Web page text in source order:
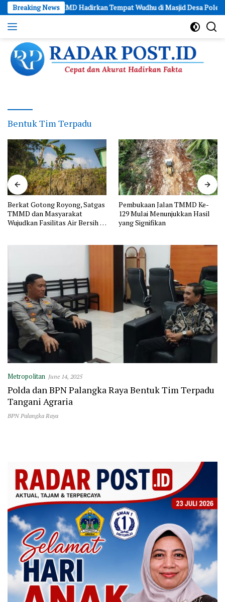
Skip
to
content
Breaking News
TMMD Hadirkan Tempat Wudhu di Masjid Desa Polewali
dan
Akurat
Hadirkan
Fakta
Bentuk Tim Terpadu
Berkat Gotong Royong, Satgas
TMMD dan Masyarakat
Wujudkan Fasilitas Air Bersih di
Pembukaan Jalan TMMD Ke-
129 Mulai Menunjukkan Hasil
yang Signifikan
Metropolitan June 14, 2025
Polda dan BPN Palangka Raya Bentuk Tim Terpadu
Tangani Agraria
BPN Palangka Raya